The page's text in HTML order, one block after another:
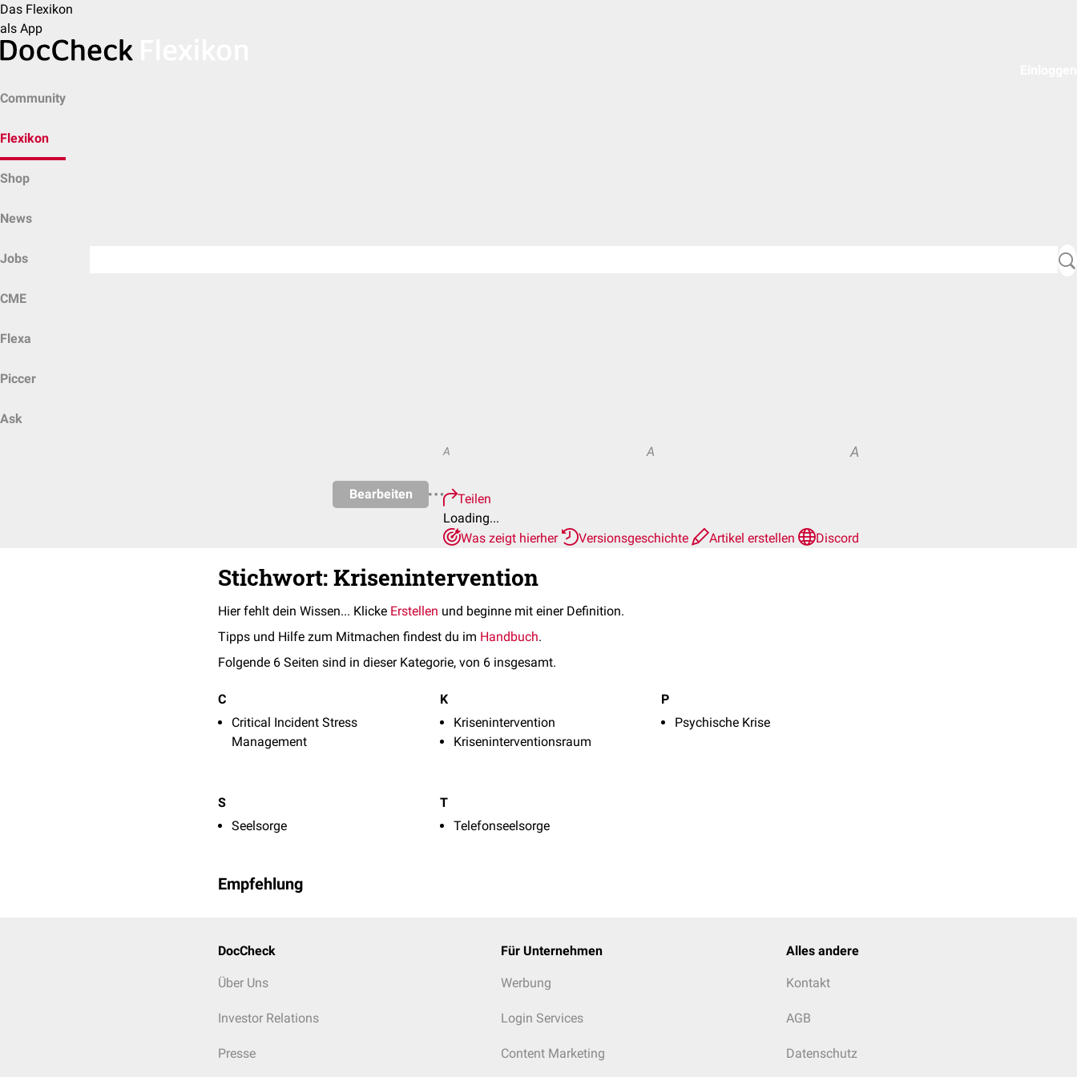
Das Flexikon
als App
Community
Flexikon
Shop
News
Jobs
CME
Flexa
Piccer
Ask
Bearbeiten
A A A
Teilen
Loading...
Was zeigt hierher
Versionsgeschichte Artikel erstellen Discord
Stichwort: Krisenintervention
Hier fehlt dein Wissen... Klicke Erstellen und beginne mit einer Definition.
Tipps und Hilfe zum Mitmachen findest du im Handbuch.
Folgende 6 Seiten sind in dieser Kategorie, von 6 insgesamt.
C
Critical Incident Stress
Management
K
Krisenintervention
Kriseninterventionsraum
P
Psychische Krise
S
Seelsorge
T
Telefonseelsorge
Empfehlung
DocCheck
Über Uns
Investor Relations
Presse
Für Unternehmen
Werbung
Login Services
Content Marketing
Alles andere
Kontakt
AGB
Datenschutz